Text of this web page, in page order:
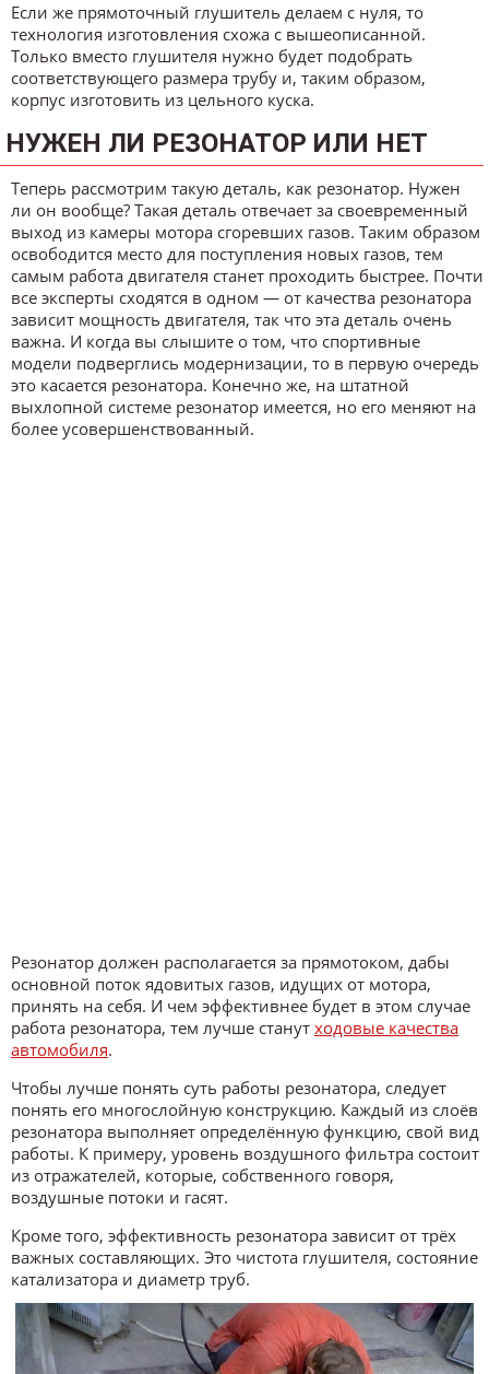
Если же прямоточный глушитель делаем с нуля, то
технология изготовления схожа с вышеописанной.
Только вместо глушителя нужно будет подобрать
соответствующего размера трубу и, таким образом,
корпус изготовить из цельного куска.
НУЖЕН ЛИ РЕЗОНАТОР ИЛИ НЕТ
Теперь рассмотрим такую деталь, как резонатор. Нужен
ли он вообще? Такая деталь отвечает за своевременный
выход из камеры мотора сгоревших газов. Таким образом
освободится место для поступления новых газов, тем
самым работа двигателя станет проходить быстрее. Почти
все эксперты сходятся в одном — от качества резонатора
зависит мощность двигателя, так что эта деталь очень
важна. И когда вы слышите о том, что спортивные
модели подверглись модернизации, то в первую очередь
это касается резонатора. Конечно же, на штатной
выхлопной системе резонатор имеется, но его меняют на
более усовершенствованный.
Резонатор должен располагается за прямотоком, дабы
основной поток ядовитых газов, идущих от мотора,
принять на себя. И чем эффективнее будет в этом случае
работа резонатора, тем лучше станут ходовые качества
автомобиля.
Чтобы лучше понять суть работы резонатора, следует
понять его многослойную конструкцию. Каждый из слоёв
резонатора выполняет определённую функцию, свой вид
работы. К примеру, уровень воздушного фильтра состоит
из отражателей, которые, собственного говоря,
воздушные потоки и гасят.
Кроме того, эффективность резонатора зависит от трёх
важных составляющих. Это чистота глушителя, состояние
катализатора и диаметр труб.